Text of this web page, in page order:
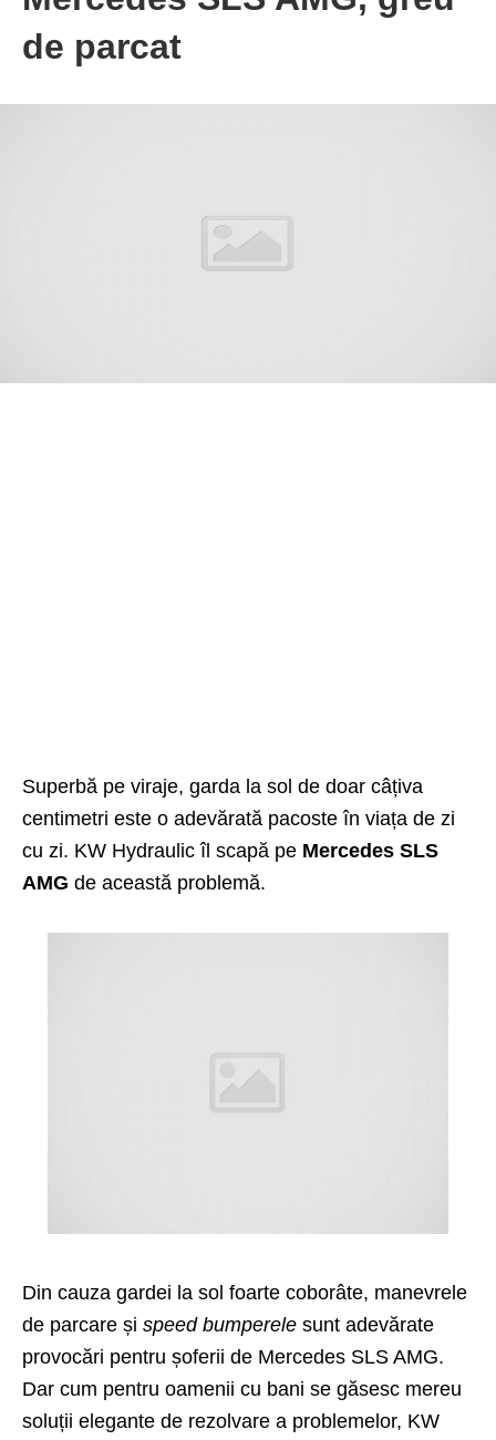
de parcat
Superbă pe viraje, garda la sol de doar câțiva
centimetri este o adevărată pacoste în viața de zi
cu zi. KW Hydraulic îl scapă pe Mercedes SLS
AMG de această problemă.
Din cauza gardei la sol foarte coborâte, manevrele
de parcare și speed bumperele sunt adevărate
provocări pentru șoferii de Mercedes SLS AMG.
Dar cum pentru oamenii cu bani se găsesc mereu
soluții elegante de rezolvare a problemelor, KW